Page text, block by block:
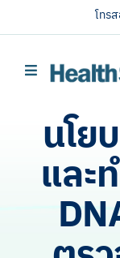
to
โทร
Toggle
บริการของเ
ความรู้สุขภาพ
เกี่ยวกับเรา
นโย
และ